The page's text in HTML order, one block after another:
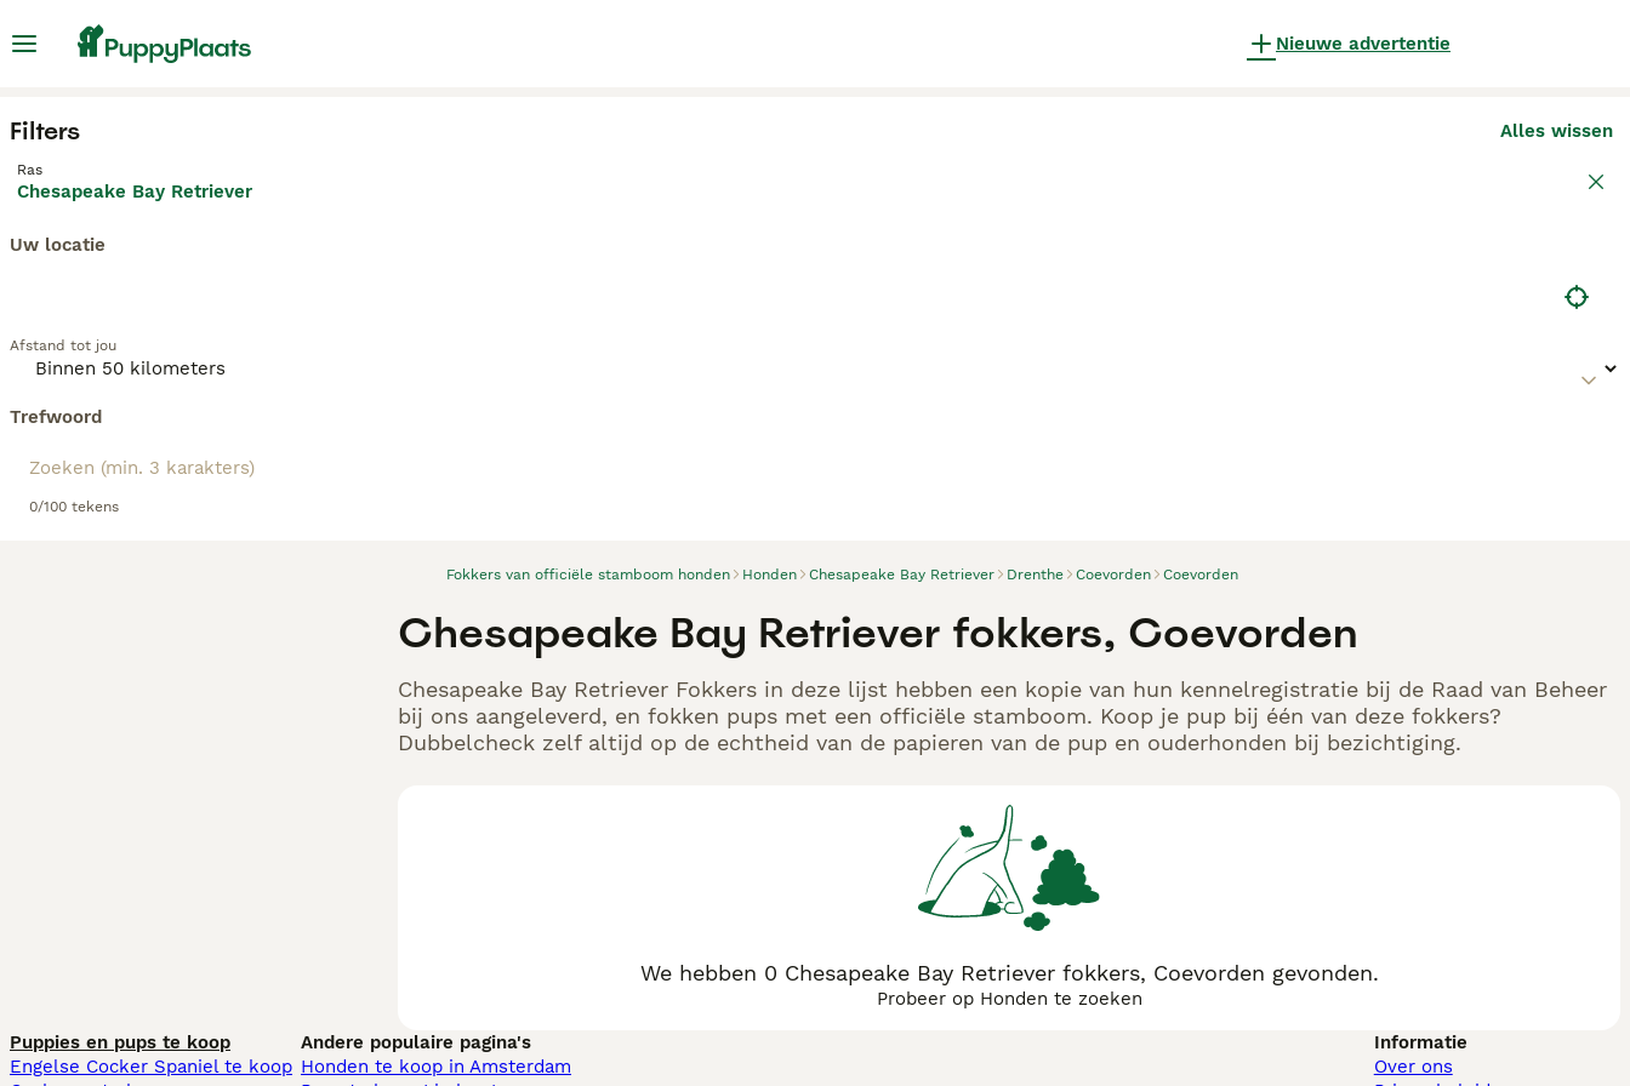
Nieuwe advertentie
Filters Alles wissen
Ras
Chesapeake Bay Retriever
Uw locatie
Afstand tot jou
Trefwoord
0/100 tekens
Fokkers van officiële stamboom honden Honden Chesapeake Bay Retriever Drenthe Coevorden Coevorden
Chesapeake Bay Retriever fokkers, Coevorden
Chesapeake Bay Retriever Fokkers in deze lijst hebben een kopie van hun kennelregistratie bij de Raad van Beheer
bij ons aangeleverd, en fokken pups met een officiële stamboom. Koop je pup bij één van deze fokkers?
Dubbelcheck zelf altijd op de echtheid van de papieren van de pup en ouderhonden bij bezichtiging.
We hebben 0 Chesapeake Bay Retriever fokkers, Coevorden gevonden.
Probeer op Honden te zoeken
Puppies en pups te koop
Engelse Cocker Spaniel te koop
Andere populaire pagina's
Honden te koop in Amsterdam
Informatie
Over ons